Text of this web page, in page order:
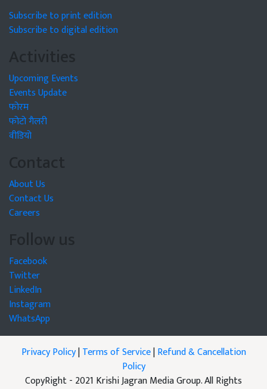
Subscribe to print edition
Subscribe to digital edition
Activities
Upcoming Events
Events Update
फोरम
फोटो गैलरी
वीडियो
Contact
About Us
Contact Us
Careers
Follow us
Facebook
Twitter
LinkedIn
Instagram
WhatsApp
Privacy Policy|Terms of Service|Refund & Cancellation
Policy
CopyRight - 2021 Krishi Jagran Media Group. All Rights